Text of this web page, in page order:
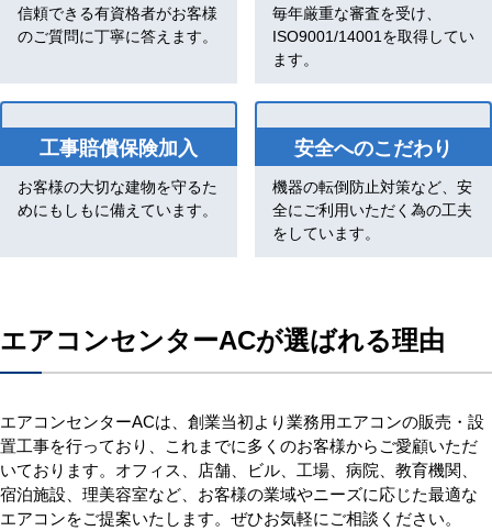
信頼できる有資格者がお客様
のご質問に丁寧に答えます。
毎年厳重な審査を受け、
ISO9001/14001を取得してい
ます。
工事賠償保険加入
お客様の大切な建物を守るた
めにもしもに備えています。
安全へのこだわり
機器の転倒防止対策など、安
全にご利用いただく為の工夫
をしています。
エアコンセンターACが選ばれる理由
エアコンセンターACは、創業当初より業務用エアコンの販売・設
置工事を行っており、これまでに多くのお客様からご愛顧いただ
いております。オフィス、店舗、ビル、工場、病院、教育機関、
宿泊施設、理美容室など、お客様の業域やニーズに応じた最適な
エアコンをご提案いたします。ぜひお気軽にご相談ください。